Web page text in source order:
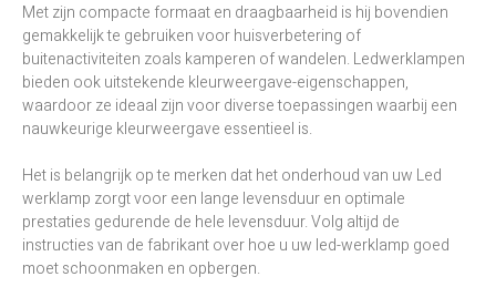
Met zijn compacte formaat en draagbaarheid is hij bovendien
gemakkelijk te gebruiken voor huisverbetering of
buitenactiviteiten zoals kamperen of wandelen. Ledwerklampen
bieden ook uitstekende kleurweergave-eigenschappen,
waardoor ze ideaal zijn voor diverse toepassingen waarbij een
nauwkeurige kleurweergave essentieel is.
Het is belangrijk op te merken dat het onderhoud van uw Led
werklamp zorgt voor een lange levensduur en optimale
prestaties gedurende de hele levensduur. Volg altijd de
instructies van de fabrikant over hoe u uw led-werklamp goed
moet schoonmaken en opbergen.